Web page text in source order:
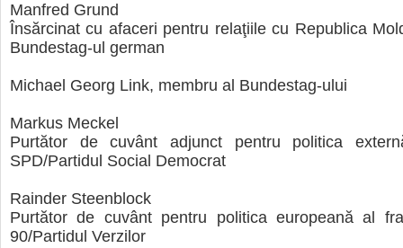
Manfred Grund
Însărcinat cu afaceri pentru relaţiile cu Republica
Bundestag-ul german
Michael Georg Link, membru al Bundestag-ului
Markus Meckel
Purtător de cuvânt adjunct pentru politica
SPD/Partidul Social Democrat
Rainder Steenblock
Purtător de cuvânt pentru politica europeană al
90/Partidul Verzilor